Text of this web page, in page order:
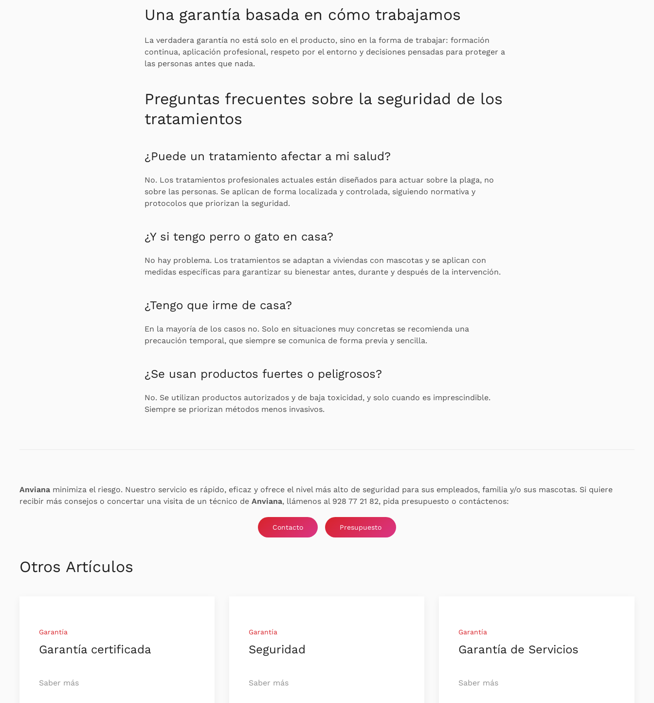
Una garantía basada en cómo trabajamos
La verdadera garantía no está solo en el producto, sino en la forma de trabajar: formación
continua, aplicación profesional, respeto por el entorno y decisiones pensadas para proteger a
las personas antes que nada.
Preguntas frecuentes sobre la seguridad de los
tratamientos
¿Puede un tratamiento afectar a mi salud?
No. Los tratamientos profesionales actuales están diseñados para actuar sobre la plaga, no
sobre las personas. Se aplican de forma localizada y controlada, siguiendo normativa y
protocolos que priorizan la seguridad.
¿Y si tengo perro o gato en casa?
No hay problema. Los tratamientos se adaptan a viviendas con mascotas y se aplican con
medidas específicas para garantizar su bienestar antes, durante y después de la intervención.
¿Tengo que irme de casa?
En la mayoría de los casos no. Solo en situaciones muy concretas se recomienda una
precaución temporal, que siempre se comunica de forma previa y sencilla.
¿Se usan productos fuertes o peligrosos?
No. Se utilizan productos autorizados y de baja toxicidad, y solo cuando es imprescindible.
Siempre se priorizan métodos menos invasivos.
Anviana minimiza el riesgo. Nuestro servicio es rápido, eficaz y ofrece el nivel más alto de seguridad para sus empleados, familia y/o sus mascotas. Si quiere
recibir más consejos o concertar una visita de un técnico de Anviana, llámenos al 928 77 21 82, pida presupuesto o contáctenos:
Contacto Presupuesto
Otros Artículos
Garantía
Garantía certificada
Saber más
Garantía
Seguridad
Saber más
Garantía
Garantía de Servicios
Saber más